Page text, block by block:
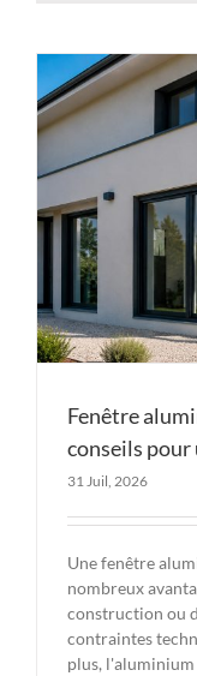
Fenêtre
conseils
31 Juil, 2026
Une fenêtre
nombreux
construction ou
contraintes
plus, l'aluminium